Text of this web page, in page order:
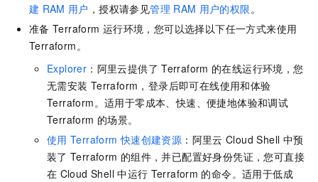
建 RAM 用户 ，授权请参见管理 RAM 用户的权限。
准备 Terraform 运行环境，您可以选择以下任一方式来使用
Terraform。
Explorer ：阿里云提供了 Terraform 的在线运行环境，您
无需安装 Terraform，登录后即可在线使用和体验
Terraform。适用于零成本、快速、便捷地体验和调试
Terraform 的场景。
使用 Terraform 快速创建资源 ：阿里云 Cloud Shell 中预
装了 Terraform 的组件，并已配置好身份凭证，您可直接
在 Cloud Shell 中运行 Terraform 的命令。适用于低成